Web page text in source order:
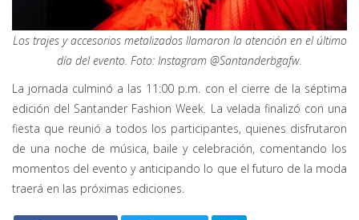
Los trajes y accesorios metalizados llamaron la atención en el último
día del evento. Foto: Instagram @Santanderbgafw.
La jornada culminó a las 11:00 p.m. con el cierre de la séptima
edición del Santander Fashion Week. La velada finalizó con una
fiesta que reunió a todos los participantes, quienes disfrutaron
de una noche de música, baile y celebración, comentando los
momentos del evento y anticipando lo que el futuro de la moda
traerá en las próximas ediciones.